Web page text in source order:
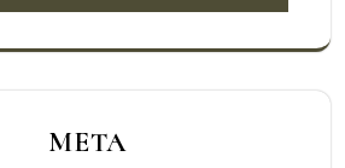
META